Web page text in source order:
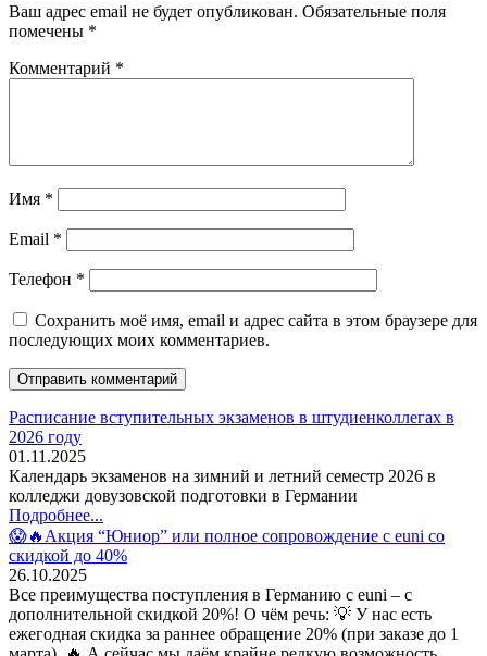
Ваш адрес email не будет опубликован. Обязательные поля
помечены *
Комментарий *
Имя *
Email *
Телефон *
Сохранить моё имя, email и адрес сайта в этом браузере для
последующих моих комментариев.
Расписание вступительных экзаменов в штудиенколлегах в
2026 году
01.11.2025
Календарь экзаменов на зимний и летний семестр 2026 в
колледжи довузовской подготовки в Германии
Подробнее...
😱🔥Акция “Юниор” или полное сопровождение с euni со
скидкой до 40%
26.10.2025
Все преимущества поступления в Германию с euni – с
дополнительной скидкой 20%! О чём речь: 💡 У нас есть
ежегодная скидка за раннее обращение 20% (при заказе до 1